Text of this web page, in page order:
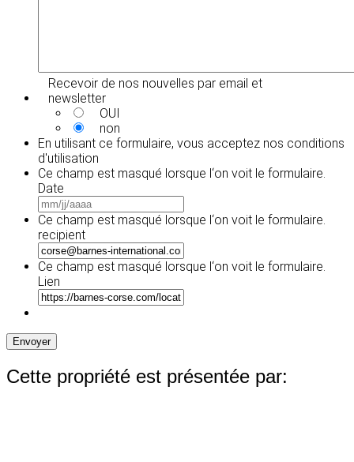
Recevoir de nos nouvelles par email et
newsletter
OUI
non
En utilisant ce formulaire, vous acceptez nos conditions
d'utilisation
Ce champ est masqué lorsque l‘on voit le formulaire.
Date
slash
slash
AAAA
Ce champ est masqué lorsque l‘on voit le formulaire.
recipient
Ce champ est masqué lorsque l‘on voit le formulaire.
Lien
Envoyer
Cette propriété est présentée par: